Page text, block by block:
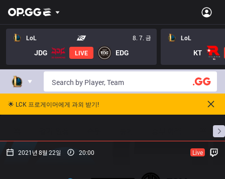
LoL 8. 7. 금
JDG LIVE EDG
LoL
KT
🌟 LCK 프로게이머에게 과외 받기!
프로빌
2021년 8월 22일 20:00 Live